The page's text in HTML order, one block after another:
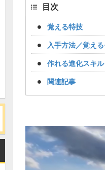
目次
覚える特技
入手方法／覚え
作れる進化スキル
関連記事